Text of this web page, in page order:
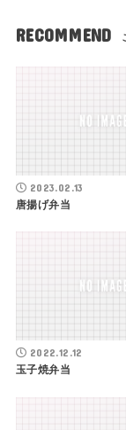
RECOMMEND
2023.02.13
唐揚げ弁当
2022.12.12
玉子焼弁当